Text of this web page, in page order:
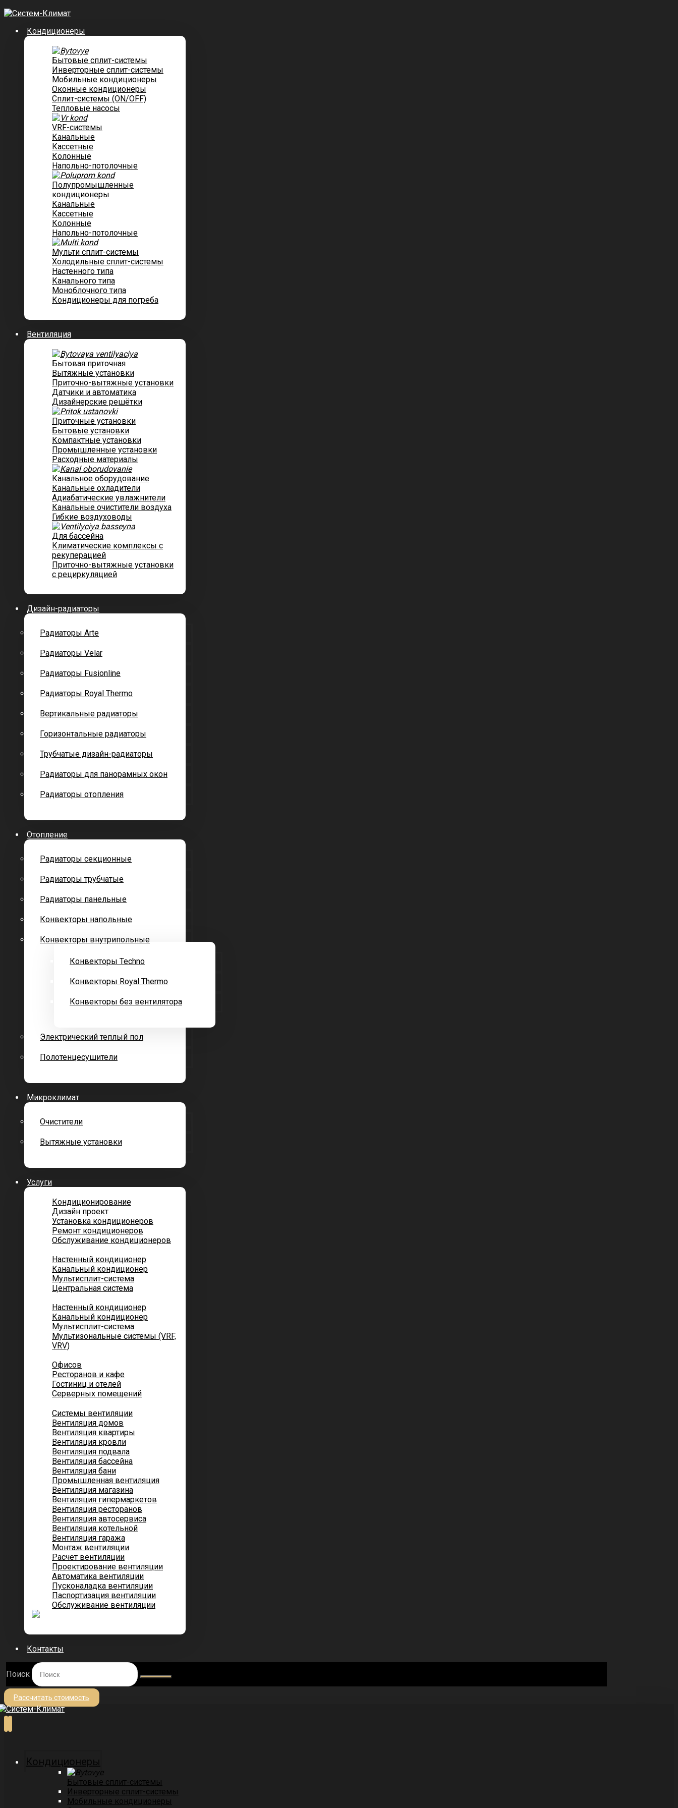
Кондиционеры
Бытовые сплит-системы
Инверторные сплит-системы
Мобильные кондиционеры
Оконные кондиционеры
Сплит-системы (ON/OFF)
Тепловые насосы
VRF-системы
Канальные
Касcетные
Колонные
Напольно-потолочные
Полупромышленные
кондиционеры
Канальные
Кассетные
Колонные
Напольно-потолочные
Мульти сплит-системы
Холодильные сплит-системы
Настенного типа
Канального типа
Моноблочного типа
Кондиционеры для погреба
Вентиляция
Бытовая приточная
Вытяжные установки
Приточно-вытяжные установки
Датчики и автоматика
Дизайнерские решётки
Приточные установки
Бытовые установки
Компактные установки
Промышленные установки
Расходные материалы
Канальное оборудование
Канальные охладители
Адиабатические увлажнители
Канальные очистители воздуха
Гибкие воздуховоды
Для бассейна
Климатические комплексы с
рекуперацией
Приточно-вытяжные установки
с рециркуляцией
Дизайн-радиаторы
Радиаторы Arte
Радиаторы Velar
Радиаторы Fusionline
Радиаторы Royal Thermo
Вертикальные радиаторы
Горизонтальные радиаторы
Трубчатые дизайн-радиаторы
Радиаторы для панорамных окон
Радиаторы отопления
Отопление
Радиаторы секционные
Радиаторы трубчатые
Радиаторы панельные
Конвекторы напольные
Конвекторы внутрипольные
Конвекторы Techno
Конвекторы Royal Thermo
Конвекторы без вентилятора
Электрический теплый пол
Полотенцесушители
Микроклимат
Очистители
Вытяжные установки
Услуги
Кондиционирование
Дизайн проект
Установка кондиционеров
Ремонт кондиционеров
Обслуживание кондиционеров
Настенный кондиционер
Канальный кондиционер
Мультисплит-система
Центральная система
Настенный кондиционер
Канальный кондиционер
Мультисплит-система
Мультизональные системы (VRF,
VRV)
Офисов
Ресторанов и кафе
Гостиниц и отелей
Серверных помещений
Системы вентиляции
Вентиляция домов
Вентиляция квартиры
Вентиляция кровли
Вентиляция подвала
Вентиляция бассейна
Вентиляция бани
Промышленная вентиляция
Вентиляция магазина
Вентиляция гипермаркетов
Вентиляция ресторанов
Вентиляция автосервиса
Вентиляция котельной
Вентиляция гаража
Монтаж вентиляции
Расчет вентиляции
Проектирование вентиляции
Автоматика вентиляции
Пусконаладка вентиляции
Паспортизация вентиляции
Обслуживание вентиляции
Контакты
Поиск
Рассчитать стоимость
Кондиционеры
Бытовые сплит-системы
Инверторные сплит-системы
Мобильные кондиционеры